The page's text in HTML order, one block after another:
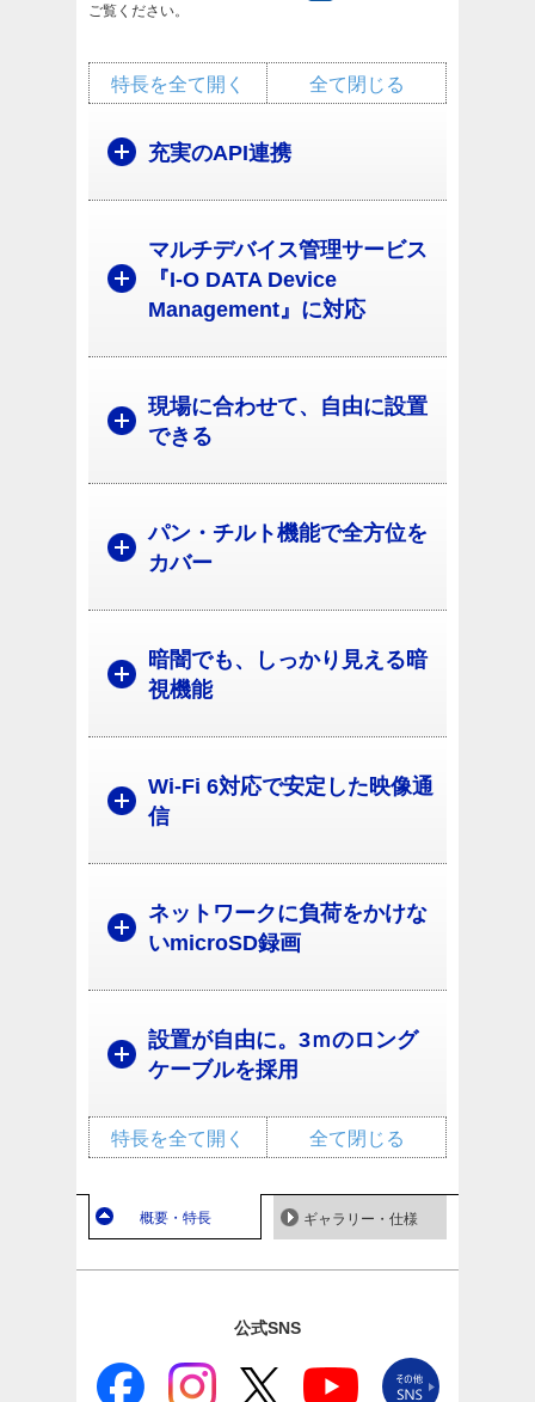
ご覧ください。
全て閉じる
特長を全て開く
充実のAPI連携
マルチデバイス管理サービス
『I-O DATA Device
Management』に対応
現場に合わせて、自由に設置
できる
パン・チルト機能で全方位を
カバー
暗闇でも、しっかり見える暗
視機能
Wi-Fi 6対応で安定した映像通
信
ネットワークに負荷をかけな
いmicroSD録画
設置が自由に。3ｍのロング
ケーブルを採用
全て閉じる
特長を全て開く
概要・特長 ギャラリー・仕様
公式SNS